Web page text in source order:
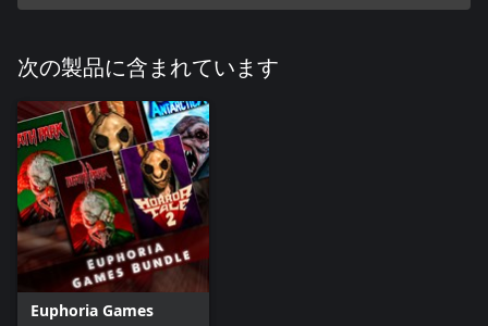
次の製品に含まれています
Euphoria Games